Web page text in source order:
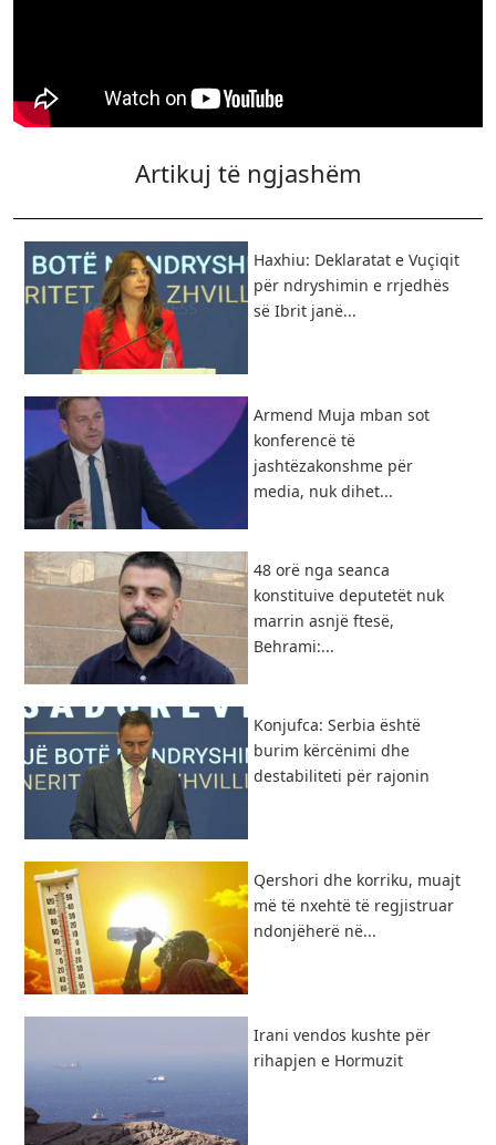
Artikuj të ngjashëm
Haxhiu: Deklaratat e Vuçiqit
për ndryshimin e rrjedhës
së Ibrit janë...
Armend Muja mban sot
konferencë të
jashtëzakonshme për
media, nuk dihet...
48 orë nga seanca
konstituive deputetët nuk
marrin asnjë ftesë,
Behrami:...
Konjufca: Serbia është
burim kërcënimi dhe
destabiliteti për rajonin
Qershori dhe korriku, muajt
më të nxehtë të regjistruar
ndonjëherë në...
Irani vendos kushte për
rihapjen e Hormuzit